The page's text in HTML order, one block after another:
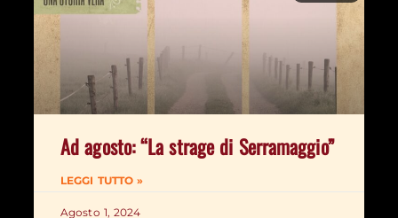
Ad agosto: “La strage di Serramaggio”
LEGGI TUTTO »
Agosto 1, 2024